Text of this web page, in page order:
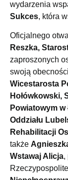
wydarzenia
Sukces, która
Oficjalnego
Reszka,
zaproszonych
swoją
Wicestarosta
Hołówkowski,
Powiatowym w
Oddziału
Rehabilitacji
także
Wstawaj Alicja,